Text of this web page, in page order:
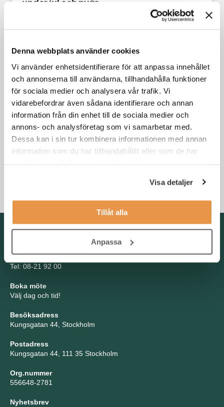
Denna webbplats använder cookies
Vi använder enhetsidentifierare för att anpassa innehållet
och annonserna till användarna, tillhandahålla funktioner
för sociala medier och analysera vår trafik. Vi
vidarebefordrar även sådana identifierare och annan
information från din enhet till de sociala medier och
annons- och analysföretag som vi samarbetar med.
Dessa kan i sin tur kombinera informationen med annan
information som du har tillhandahållit eller som de har
Visa detaljer
Tillåt alla
Anpassa
under jul och nyår
3 skäl till att byta jobb i kristider
Kontakta oss
info@tng.se
Tel: 08-21 92 00
Boka möte
Välj dag och tid!
Besöksadress
Kungsgatan 44, Stockholm
Postadress
Kungsgatan 44, 111 35 Stockholm
Org.nummer
556648-2781
Nyhetsbrev